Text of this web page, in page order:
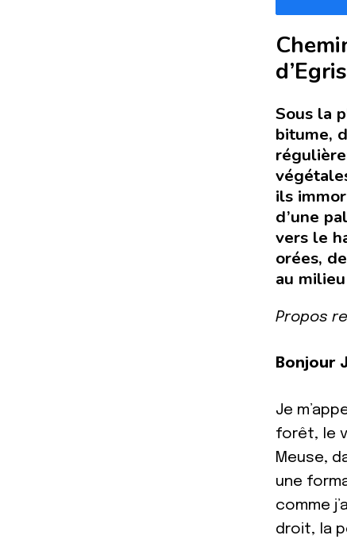
Sous la
bitume,
ils
d’une
vers le
orées,
au
Propos
Bonjour
Je
forêt, le
Meuse,
une
comme
droit, la